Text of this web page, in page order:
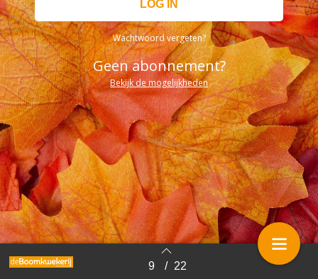
Terug naar overzicht 9 / 22
Wachtwoord vergeten?
Geen abonnement?
Bekijk de mogelijkheden